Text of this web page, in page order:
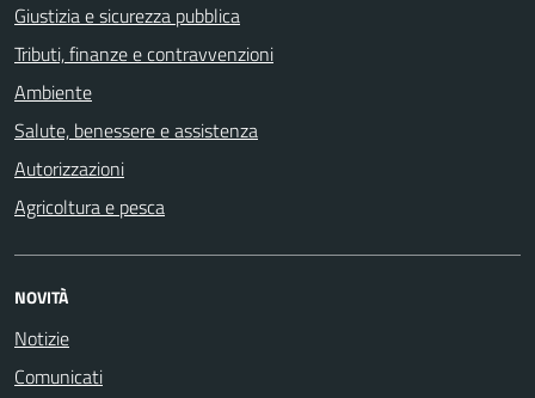
Giustizia e sicurezza pubblica
Tributi, finanze e contravvenzioni
Ambiente
Salute, benessere e assistenza
Autorizzazioni
Agricoltura e pesca
NOVITÀ
Notizie
Comunicati